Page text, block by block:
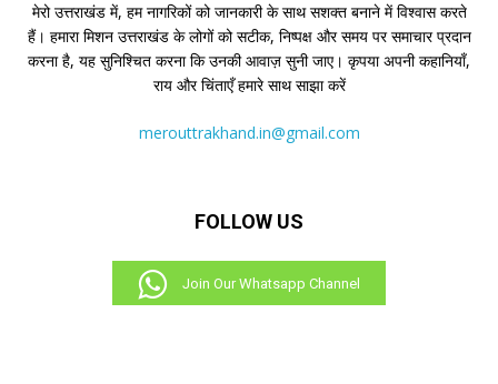
मेरो उत्तराखंड में, हम नागरिकों को जानकारी के साथ सशक्त बनाने में विश्वास करते
हैं। हमारा मिशन उत्तराखंड के लोगों को सटीक, निष्पक्ष और समय पर समाचार प्रदान
करना है, यह सुनिश्चित करना कि उनकी आवाज़ सुनी जाए। कृपया अपनी कहानियाँ,
राय और चिंताएँ हमारे साथ साझा करें
merouttrakhand.in@gmail.com
FOLLOW US
Join Our Whatsapp Channel